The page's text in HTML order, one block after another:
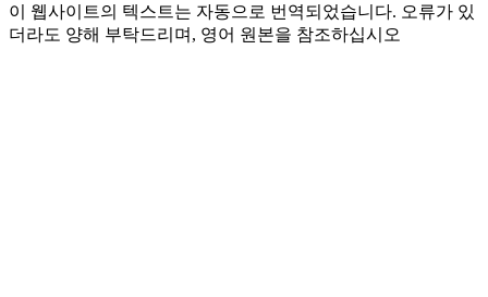
이 웹사이트의 텍스트는 자동으로 번역되었습니다. 오류가 있
더라도 양해 부탁드리며, 영어 원본을 참조하십시오